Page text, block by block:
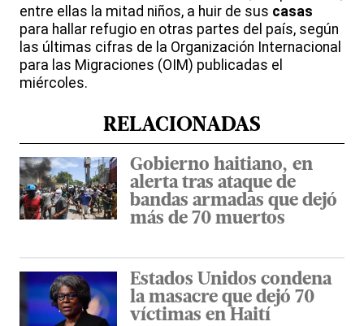
entre ellas la mitad niños, a huir de sus casas
para hallar refugio en otras partes del país, según
las últimas cifras de la Organización Internacional
para las Migraciones (OIM) publicadas el
miércoles.
RELACIONADAS
Gobierno haitiano, en
alerta tras ataque de
bandas armadas que dejó
más de 70 muertos
Estados Unidos condena
la masacre que dejó 70
víctimas en Haití